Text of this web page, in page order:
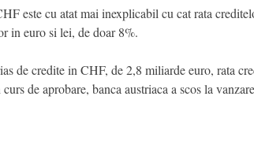
este cu atat mai inexplicabil cu cat rata
in euro si lei, de doar 8%.
de credite in CHF, de 2,8 miliarde euro, rata
de aprobare, banca austriaca a scos la